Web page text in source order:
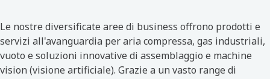
Le nostre diversificate aree di business offrono prodotti e
servizi all'avanguardia per aria compressa, gas industriali,
vuoto e soluzioni innovative di assemblaggio e machine
vision (visione artificiale). Grazie a un vasto range di